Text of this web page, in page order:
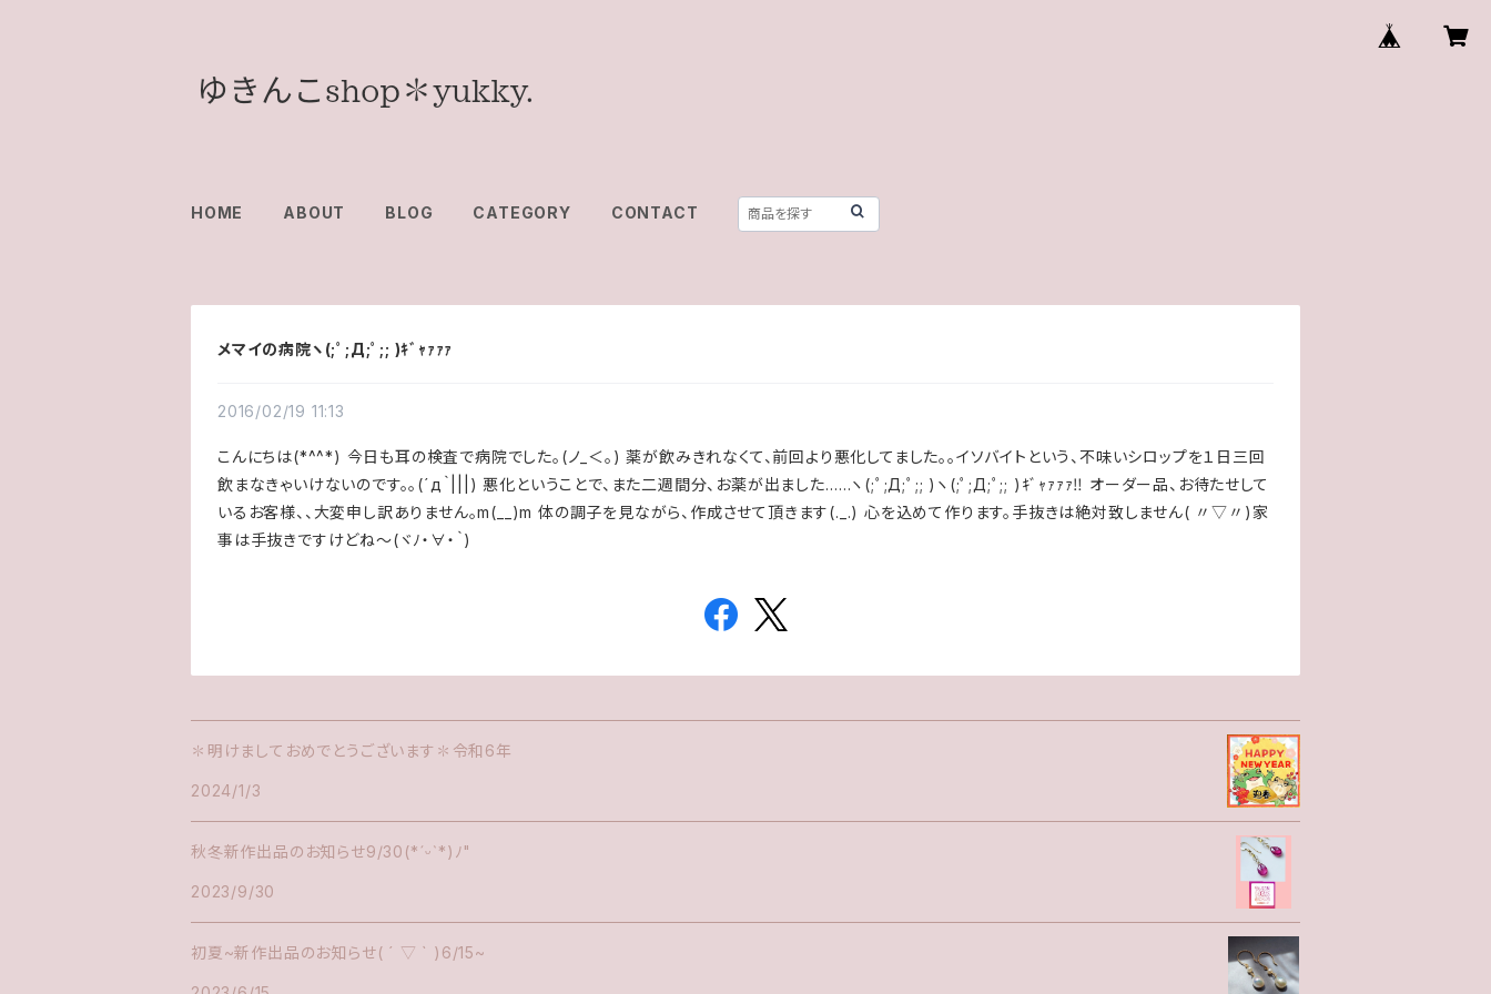
HOME ABOUT BLOG CATEGORY CONTACT
メマイの病院ヽ(;ﾟ;Д;ﾟ;; )ｷﾞｬｧｧｧ
2016/02/19 11:13
こんにちは(*^^*) 今日も耳の検査で病院でした。(ノ_＜。) 薬が飲みきれなくて、前回より悪化してました。。イソバイトという、不味いシロップを１日三回
飲まなきゃいけないのです。。(´д｀|||) 悪化ということで、また二週間分、お薬が出ました……ヽ(;ﾟ;Д;ﾟ;; )ヽ(;ﾟ;Д;ﾟ;; )ｷﾞｬｧｧｧ‼ オーダー品、お待たせして
いるお客様、、大変申し訳ありません。m(__)m 体の調子を見ながら、作成させて頂きます(._.) 心を込めて作ります。手抜きは絶対致しません( 〃▽〃)家
事は手抜きですけどね～(ヾﾉ・∀・｀)
✽明けましておめでとうございます✽令和6年
2024/1/3
秋冬新作出品のお知らせ9/30(*ˊᵕˋ*)ﾉ"
2023/9/30
初夏~新作出品のお知らせ( ´ ▽ ` )6/15~